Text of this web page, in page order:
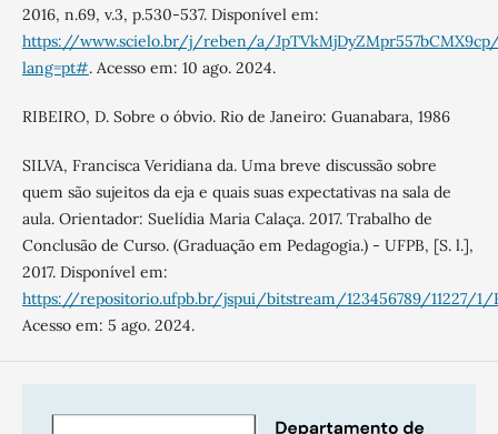
2016, n.69, v.3, p.530-537. Disponível em:
https://www.scielo.br/j/reben/a/
lang=pt#. Acesso em: 10 ago. 2024.
RIBEIRO, D. Sobre o óbvio. Rio de Janeiro: Guanabara, 1986
SILVA, Francisca Veridiana da. Uma breve discussão sobre
quem são sujeitos da eja e quais suas expectativas na sala de
aula. Orientador: Suelídia Maria Calaça. 2017. Trabalho de
Conclusão de Curso. (Graduação em Pedagogia.) - UFPB, [S. l.],
2017. Disponível em:
https://repositorio.ufpb.br/jspui/bitstream/123456789/11227/1/
Acesso em: 5 ago. 2024.